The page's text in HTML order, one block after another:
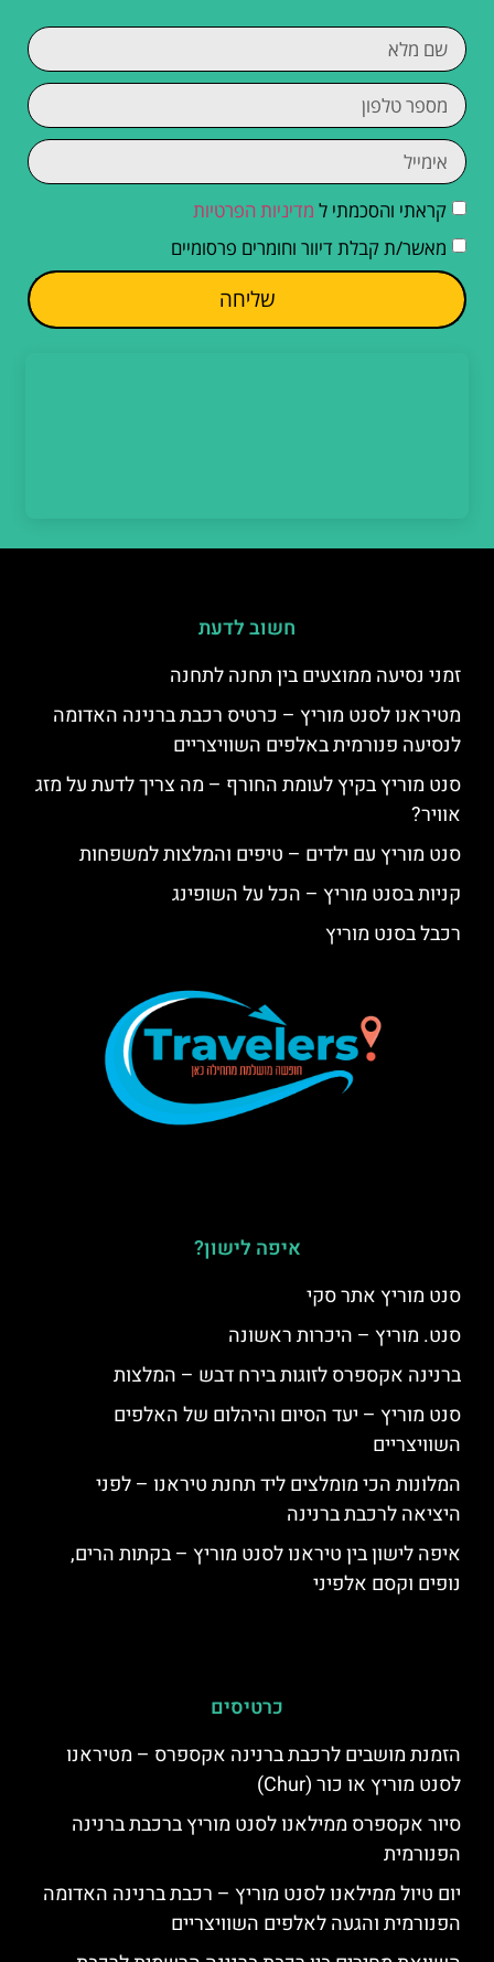
קראתי והסכמתי ל מדיניות הפרטיות
מאשר/ת קבלת דיוור וחומרים פרסומיים
שליחה
חשוב לדעת
זמני נסיעה ממוצעים בין תחנה לתחנה
מטיראנו לסנט מוריץ – כרטיס רכבת ברנינה האדומה
לנסיעה פנורמית באלפים השוויצריים
סנט מוריץ בקיץ לעומת החורף – מה צריך לדעת על מזג
אוויר?
סנט מוריץ עם ילדים – טיפים והמלצות למשפחות
קניות בסנט מוריץ – הכל על השופינג
רכבל בסנט מוריץ
איפה לישון?
סנט מוריץ אתר סקי
סנט. מוריץ – היכרות ראשונה
ברנינה אקספרס לזוגות בירח דבש – המלצות
סנט מוריץ – יעד הסיום והיהלום של האלפים
השוויצריים
המלונות הכי מומלצים ליד תחנת טיראנו – לפני
היציאה לרכבת ברנינה
איפה לישון בין טיראנו לסנט מוריץ – בקתות הרים,
נופים וקסם אלפיני
כרטיסים
הזמנת מושבים לרכבת ברנינה אקספרס – מטיראנו
לסנט מוריץ או כור (Chur)
סיור אקספרס ממילאנו לסנט מוריץ ברכבת ברנינה
הפנורמית
יום טיול ממילאנו לסנט מוריץ – רכבת ברנינה האדומה
הפנורמית והגעה לאלפים השוויצריים